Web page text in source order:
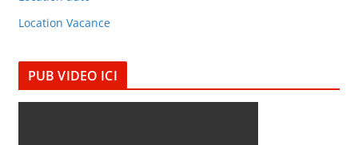
Location Vacance
PUB VIDEO ICI